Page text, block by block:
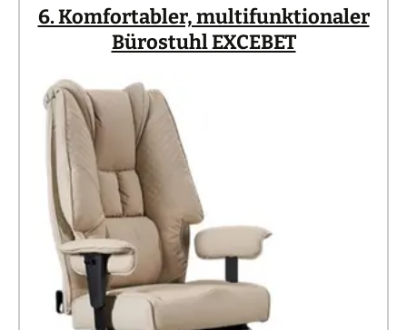
6. Komfortabler, multifunktionaler
Bürostuhl EXCEBET